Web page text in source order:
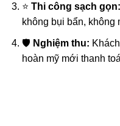
⭐ Thi công sạch gọn:
không bụi bẩn,
🛡️ Nghiệm thu:
hoàn mỹ mới thanh